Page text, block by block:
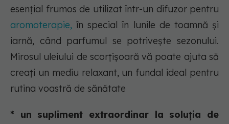
esențial frumos de utilizat într-un difuzor pentru
aromoterapie, în special în lunile de toamnă și
iarnă, când parfumul se potrivește sezonului.
Mirosul uleiului de scorțișoară vă poate ajuta să
creați un mediu relaxant, un fundal ideal pentru
rutina voastră de sănătate
* un supliment extraordinar la soluția de